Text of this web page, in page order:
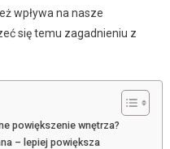
wpływa na nasze
się temu zagadnieniu z
powiększenie wnętrza?
– lepiej powiększa